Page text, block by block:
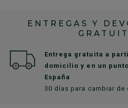
ENTREGAS Y
Entrega gratuita a
domicilio y en un
España
30 días para cambiar de